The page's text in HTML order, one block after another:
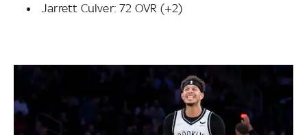
Jarrett Culver: 72 OVR (+2)